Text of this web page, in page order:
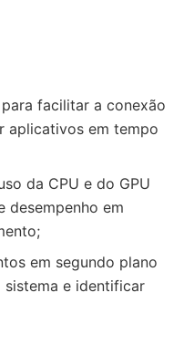
facilitar a conexão
aplicativos em tempo
da CPU e do GPU
desempenho em
em segundo plano
sistema e identificar